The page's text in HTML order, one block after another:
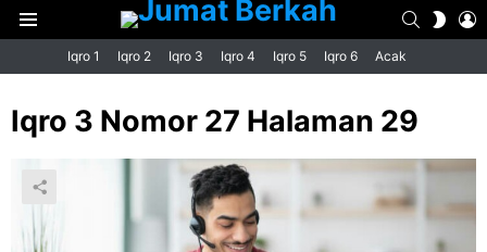
Menu
SEARCH
SKIN
Iqro 1 Iqro 2 Iqro 3 Iqro 4 Iqro 5 Iqro 6 Acak
Iqro 3 Nomor 27 Halaman 29